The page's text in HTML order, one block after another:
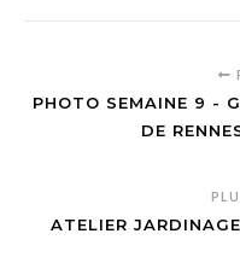
PHOTO SEMAINE 9 -
DE
ATELIER